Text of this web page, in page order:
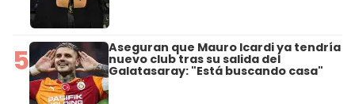
5 Aseguran que Mauro Icardi ya tendría
nuevo club tras su salida del
Galatasaray: "Está buscando casa"